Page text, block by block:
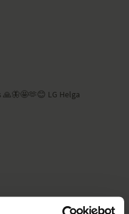
LG Helga